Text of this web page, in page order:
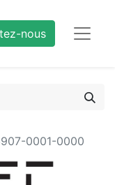
nous
0001-0000